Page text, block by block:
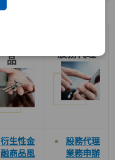
品
股務代理
衍生性金
融商品風
股務代理
業務申辦